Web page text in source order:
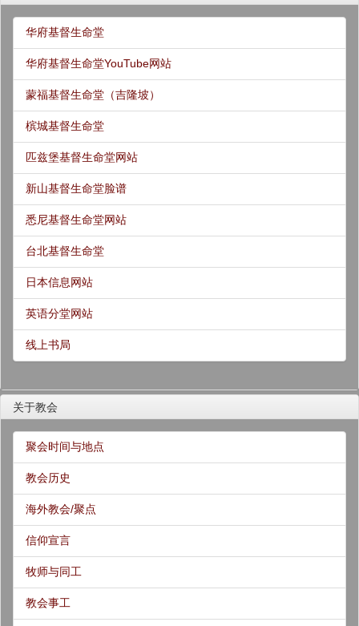
华府基督生命堂
华府基督生命堂YouTube网站
蒙福基督生命堂（吉隆坡）
槟城基督生命堂
匹兹堡基督生命堂网站
新山基督生命堂脸谱
悉尼基督生命堂网站
台北基督生命堂
日本信息网站
英语分堂网站
线上书局
关于教会
聚会时间与地点
教会历史
海外教会/聚点
信仰宣言
牧师与同工
教会事工